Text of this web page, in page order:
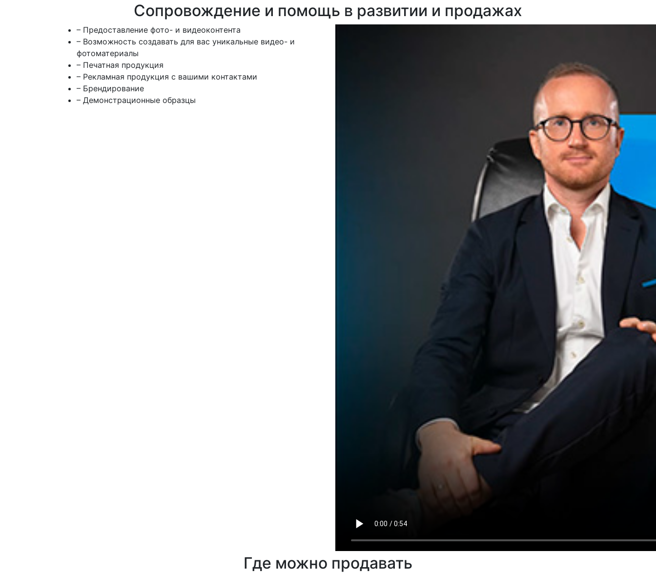
Сопровождение и помощь в развитии и продажах
– Предоставление фото- и видеоконтента
– Возможность создавать для вас уникальные видео- и
фотоматериалы
– Печатная продукция
– Рекламная продукция с вашими контактами
– Брендирование
– Демонстрационные образцы
Где можно продавать